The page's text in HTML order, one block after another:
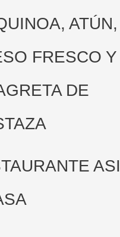
ATÚN,
FRESCO Y
DE
ASI